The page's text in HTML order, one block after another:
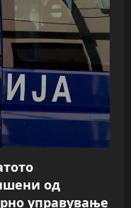
од
управување